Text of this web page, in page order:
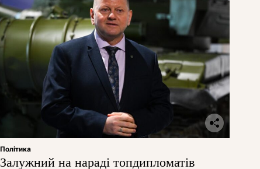
Політика
Залужний на нараді топдипломатів